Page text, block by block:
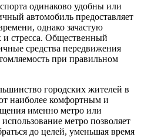
одинаково удобны или
автомобиль предоставляет
однако зачастую
и стресса. Общественный
средства передвижения
при правильном
городских жителей в
наиболее комфортным и
именно метро или
метро позволяет
до целей, уменьшая время